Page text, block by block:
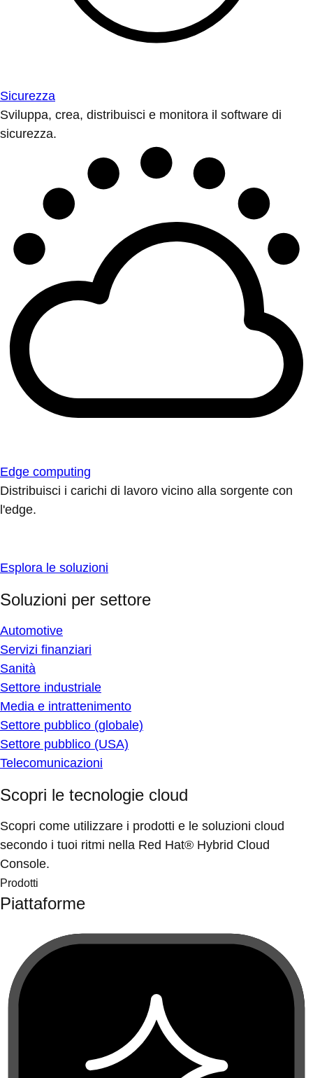
Sicurezza
Sviluppa, crea, distribuisci e monitora il software di
sicurezza.
Edge computing
Distribuisci i carichi di lavoro vicino alla sorgente con
l'edge.
Esplora le soluzioni
Soluzioni per settore
Automotive
Servizi finanziari
Sanità
Settore industriale
Media e intrattenimento
Settore pubblico (globale)
Settore pubblico (USA)
Telecomunicazioni
Scopri le tecnologie cloud
Scopri come utilizzare i prodotti e le soluzioni cloud
secondo i tuoi ritmi nella Red Hat® Hybrid Cloud
Console.
Prodotti
Piattaforme